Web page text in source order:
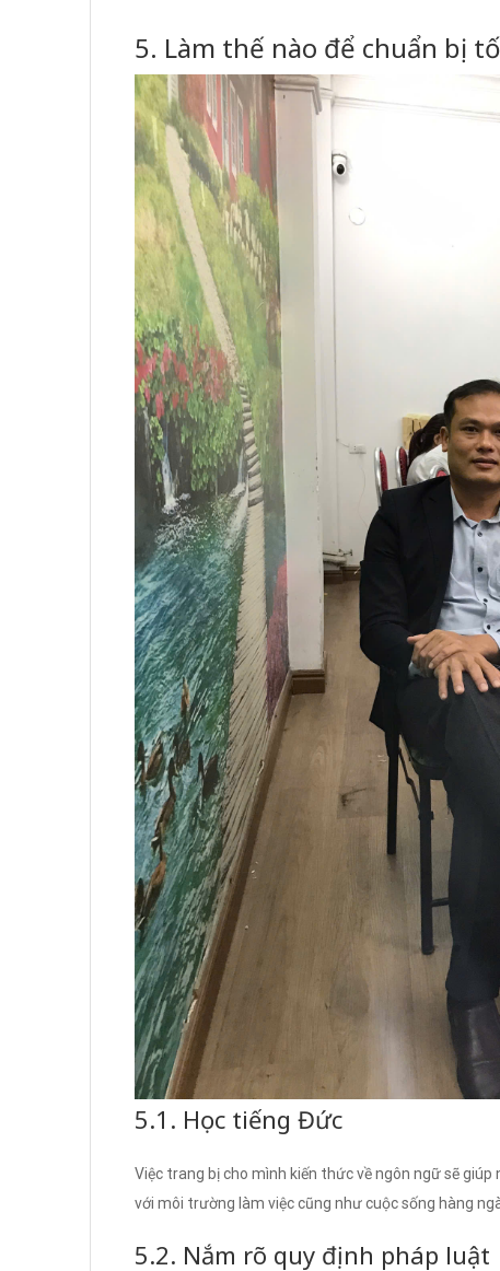
5. Làm thế nào để chuẩn bị
5.1. Học tiếng Đức
Việc trang bị cho mình kiến thức về ngôn ngữ sẽ
với môi trường làm việc cũng như cuộc sống hàng
5.2. Nắm rõ quy định pháp luật